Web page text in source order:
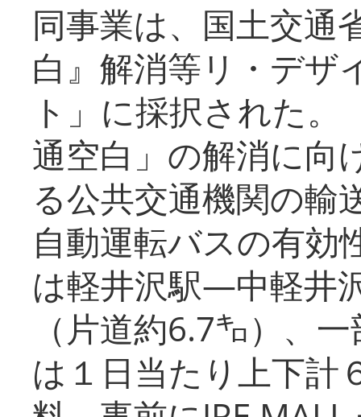
同事業は、国土交通
白』解消等リ・デザ
ト」に採択された
通空白」の解消に向
る公共交通機関の輸
自動運転バスの有効
は軽井沢駅―中軽井
（片道約6.7㌔）、
は１日当たり上下計